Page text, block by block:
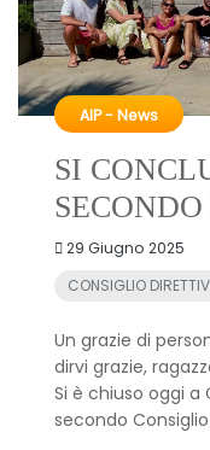
AIP - News
SI
29 Giugno 2025
CONSIGLIO
Un grazie di
dirvi grazie,
Si è chiuso oggi a
secondo